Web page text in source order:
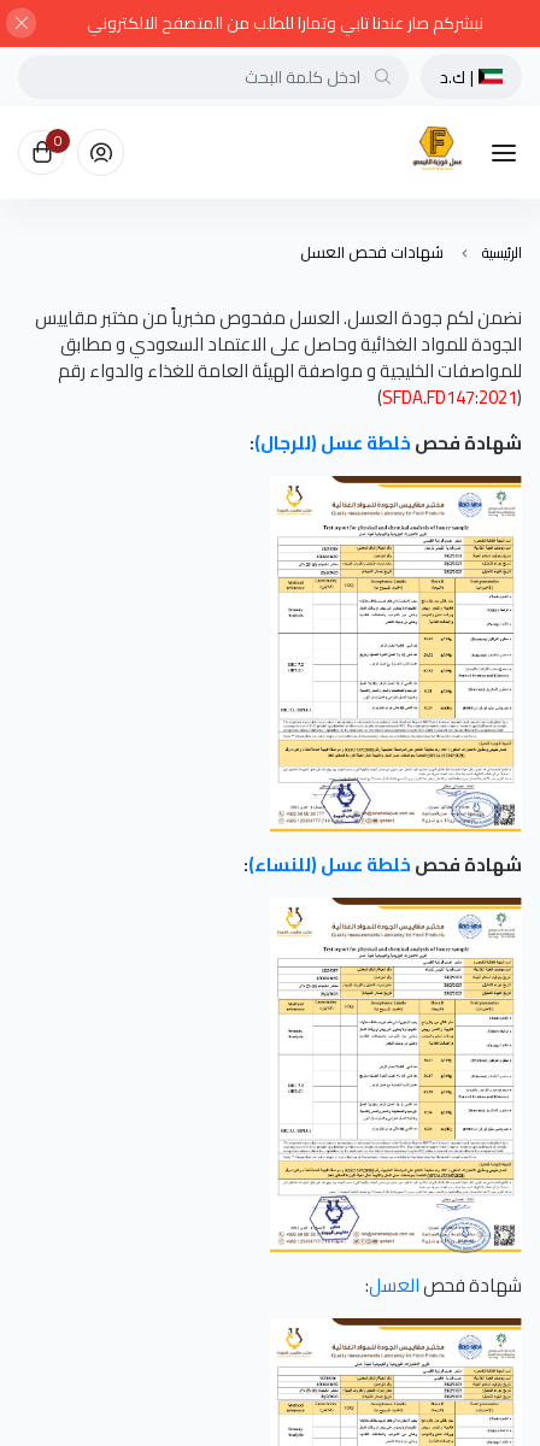
نبشركم صار عندنا تابي وتمارا للطلب من المتصفح الالكتروني
|ك.د
0
الرئيسية شهادات فحص العسل
نضمن لكم جودة العسل.العسل مفحوص مخبرياً من مختبر مقاييس
الجودة للمواد الغذائية وحاصل على الاعتماد السعوديو مطابق
للمواصفات الخليجية و مواصفة الهيئة العامة للغذاء والدواء رقم
(
SFDA.FD147:2021
)
شهادة فحصخلطة عسل (للرجال):
شهادة فحصخلطة عسل (للنساء):
شهادة فحصالعسل: